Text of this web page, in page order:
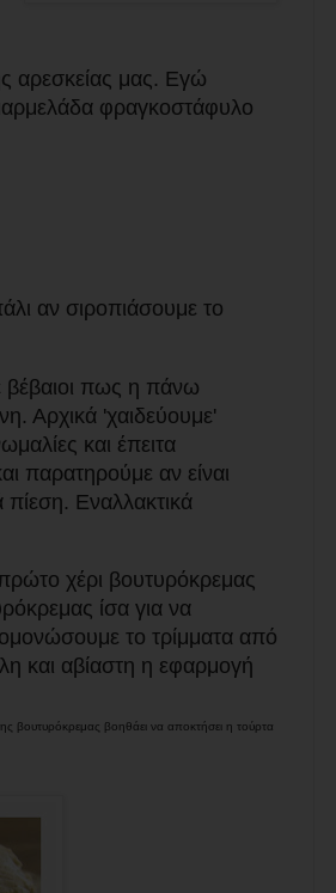
αρεσκείας μας. Εγώ
φραγκοστάφυλο
αν σιροπιάσουμε το
βέβαιοι πως η πάνω
Αρχικά 'χαιδεύουμε'
και έπειτα
παρατηρούμε αν είναι
πίεση. Εναλλακτικά
χέρι βουτυρόκρεμας
ίσα για να
το τρίμματα από
και αβίαστη η εφαρμογή
βουτυρόκρεμας βοηθάει να αποκτήσει η τούρτα